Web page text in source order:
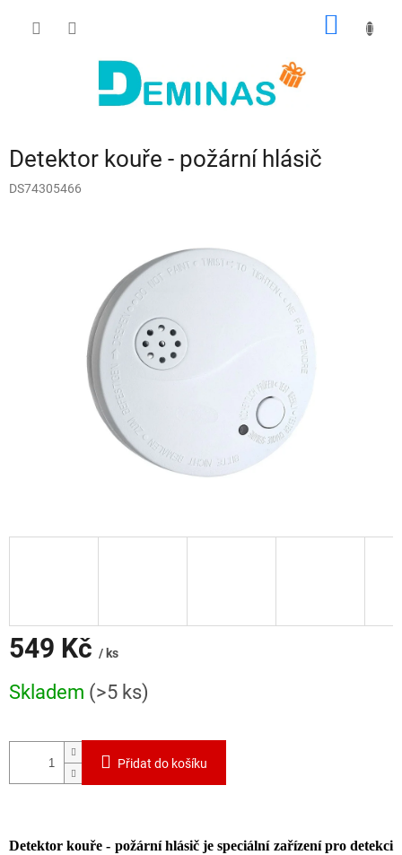
Detektor kouře - požární hlásič
DS74305466
549 Kč / ks
cena:
Skladem (>5 ks)
Přidat do košíku
Detektor kouře - požární hlásič je speciální zařízení pro detekci